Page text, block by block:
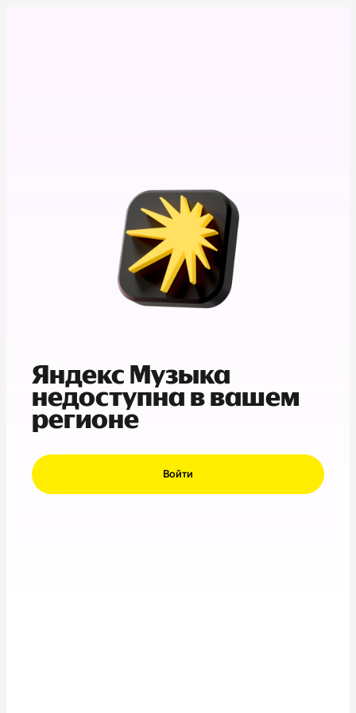
Яндекс Музыка
недоступна в вашем
регионе
Войти